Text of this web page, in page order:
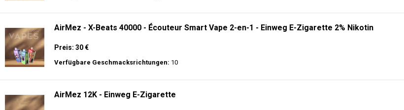
AirMez - X-Beats 40000 - Écouteur Smart Vape 2-en-1 - Einweg E-Zigarette 2% Nikotin
Preis: 30 €
Verfügbare Geschmacksrichtungen: 10
AirMez 12K - Einweg E-Zigarette